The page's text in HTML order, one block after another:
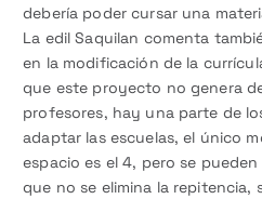
debería poder cursar una
La edil Saquilan comenta
en la modificación de la
que este proyecto no genera
profesores, hay una parte de
adaptar las escuelas, el único
espacio es el 4, pero se
que no se elimina la repitencia,